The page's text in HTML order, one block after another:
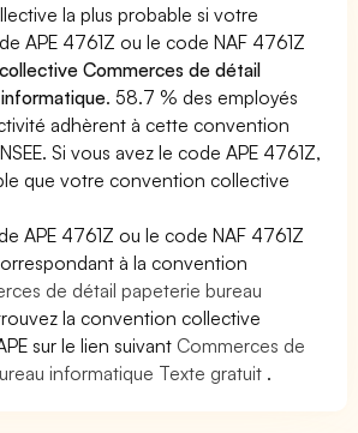
la plus probable si votre
APE 4761Z ou le code NAF 4761Z
Commerces de détail
. 58.7 % des employés
adhèrent à cette convention
Si vous avez le code APE 4761Z,
que votre convention collective
APE 4761Z ou le code NAF 4761Z
à la convention
de détail papeterie bureau
la convention collective
sur le lien suivant Commerces de
informatique Texte gratuit .